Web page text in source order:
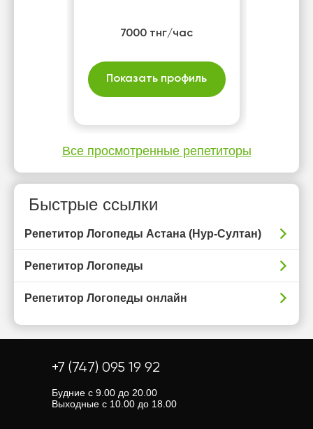
7000 тнг/час
Показать профиль
Все просмотренные репетиторы
Быстрые ссылки
Репетитор Логопеды Астана (Нур-Султан)
Репетитор Логопеды
Репетитор Логопеды онлайн
+7 (747) 095 19 92
Будние с 9.00 до 20.00
Выходные с 10.00 до 18.00